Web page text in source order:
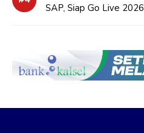
SAP, Siap Go Live 2026